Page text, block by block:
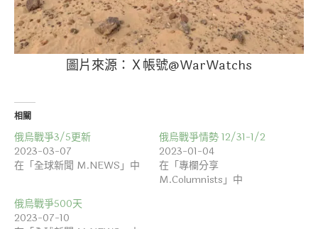
圖片來源：Ｘ帳號@WarWatchs
相關
俄烏戰爭3/5更新
2023-03-07
在「全球新聞 M.NEWS」中
俄烏戰爭情勢 12/31-1/2
2023-01-04
在「專欄分享
M.Columnists」中
俄烏戰爭500天
2023-07-10